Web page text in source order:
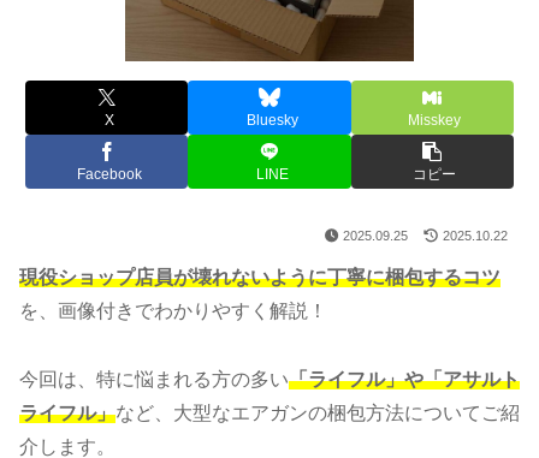
X Bluesky Misskey
Facebook LINE コピー
2025.09.25 2025.10.22
現役ショップ店員が壊れないように丁寧に梱包するコツ
を、画像付きでわかりやすく解説！
今回は、特に悩まれる方の多い「ライフル」や「アサルト
ライフル」など、大型なエアガンの梱包方法についてご紹
介します。